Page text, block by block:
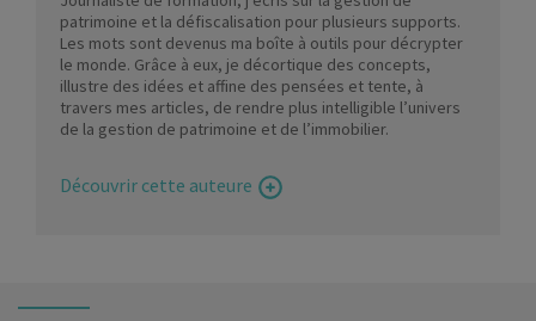
patrimoine et la défiscalisation pour plusieurs supports.
Les mots sont devenus ma boîte à outils pour décrypter
le monde. Grâce à eux, je décortique des concepts,
illustre des idées et affine des pensées et tente, à
travers mes articles, de rendre plus intelligible l’univers
de la gestion de patrimoine et de l’immobilier.
Découvrir cette auteure